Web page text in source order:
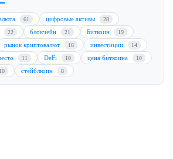
61 цифровые активы 28
22 блокчейн 21 Биткоин 19
рынок криптовалют 16 инвестиции 14
11 DeFi 10 цена биткоина 10
10 стейблкоин 8